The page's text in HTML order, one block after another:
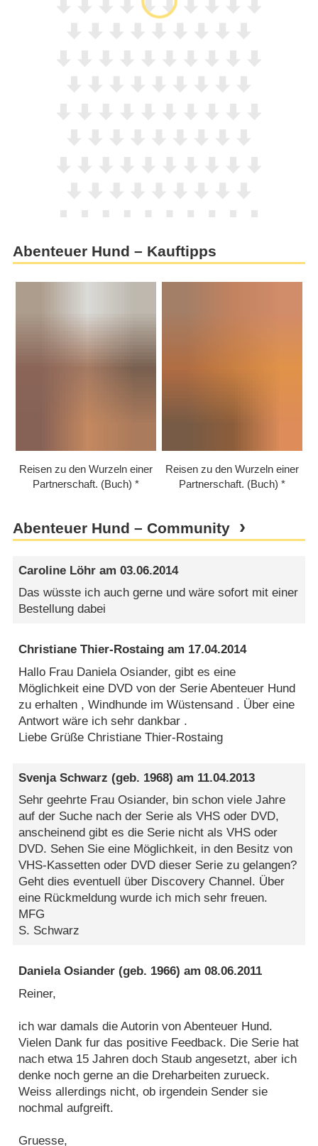
Abenteuer Hund – Kauftipps
Reisen zu den Wurzeln einer
Partnerschaft. (Buch)
Reisen zu den Wurzeln einer
Partnerschaft. (Buch)
Abenteuer Hund – Community
Caroline Löhr am03.06.2014
Das wüsste ich auch gerne und wäre sofort mit einer
Bestellung dabei
Christiane Thier-Rostaing am 17.04.2014
Hallo Frau Daniela Osiander, gibt es eine
Möglichkeit eine DVD von der Serie Abenteuer Hund
zu erhalten , Windhunde im Wüstensand . Über eine
Antwort wäre ich sehr dankbar .
Liebe Grüße Christiane Thier-Rostaing
Svenja Schwarz (geb. 1968) am 11.04.2013
Sehr geehrte Frau Osiander, bin schon viele Jahre
auf der Suche nach der Serie als VHS oder DVD,
anscheinend gibt es die Serie nicht als VHS oder
DVD. Sehen Sie eine Möglichkeit, in den Besitz von
VHS-Kassetten oder DVD dieser Serie zu gelangen?
Geht dies eventuell über Discovery Channel. Über
eine Rückmeldung wurde ich mich sehr freuen.
MFG
S. Schwarz
Daniela Osiander (geb. 1966) am08.06.2011
Reiner,
ich war damals die Autorin von Abenteuer Hund.
Vielen Dank fur das positive Feedback. Die Serie hat
nach etwa 15 Jahren doch Staub angesetzt, aber ich
denke noch gerne an die Dreharbeiten zurueck.
Weiss allerdings nicht, ob irgendein Sender sie
nochmal aufgreift.
Gruesse,